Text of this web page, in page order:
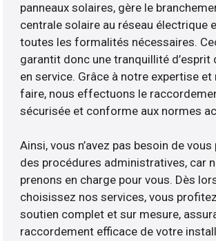
panneaux solaires, gère le
centrale solaire au réseau électrique
toutes les formalités nécessaires.
garantit donc une tranquillité d’esprit
en service. Grâce à notre expertise
faire, nous effectuons le
sécurisée et conforme aux normes
Ainsi, vous n’avez pas besoin de
des procédures administratives, car
prenons en charge pour vous. Dès
choisissez nos services, vous
soutien complet et sur mesure,
raccordement efficace de votre